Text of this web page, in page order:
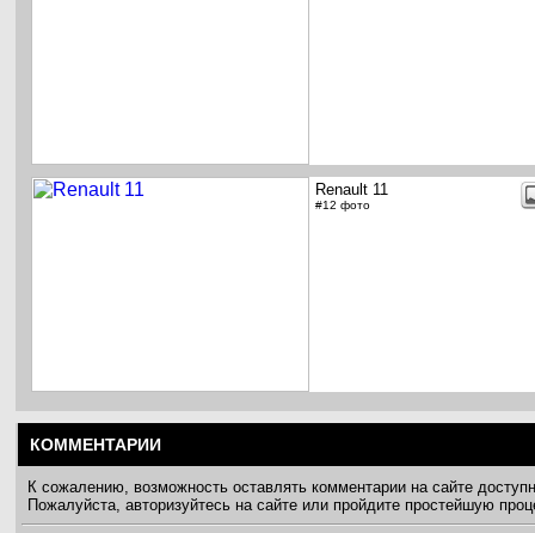
Renault 11
#12 фото
КОММЕНТАРИИ
К сожалению, возможность оставлять комментарии на сайте
Пожалуйста, авторизуйтесь на сайте или пройдите простейшую